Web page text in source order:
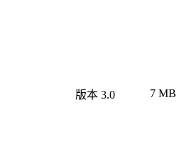
版本 3.0 7 MB